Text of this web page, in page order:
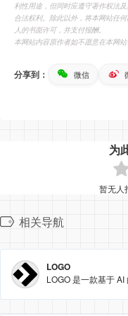
利性用途，但同时应遵守著作权法
合法权利。除此以外，将本网站任
人的书面许可，并支付报酬。
本网站内容原作者如不愿意在本网
分享到： 微信
为
暂无人
相关导航
LOGO